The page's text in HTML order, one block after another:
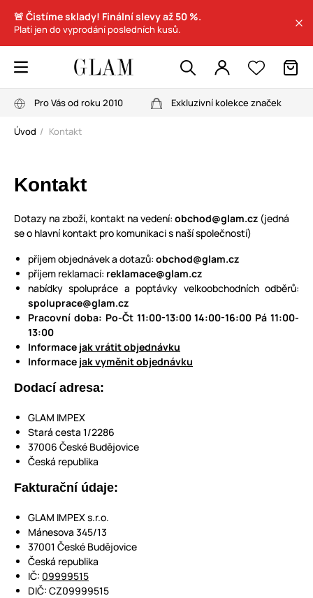
🚨 Čistíme sklady! Finální slevy až 50 %.
Platí jen do vyprodání posledních kusů.
Pro Vás od roku 2010 Exkluzivní kolekce značek
Úvod Kontakt
Kontakt
Dotazy na zboží, kontakt na vedení: obchod@glam.cz (jedná
se o hlavní kontakt pro komunikaci s naší společností)
příjem objednávek a dotazů: obchod@glam.cz
příjem reklamací: reklamace@glam.cz
nabídky spolupráce a poptávky velkoobchodních odběrů:
spoluprace@glam.cz
Pracovní doba: Po-Čt 11:00-13:00 14:00-16:00 Pá 11:00-
13:00
Informace jak vrátit objednávku
Informace jak vyměnit objednávku
Dodací adresa:
GLAM IMPEX
Stará cesta 1/2286
37006 České Budějovice
Česká republika
Fakturační údaje:
GLAM IMPEX s.r.o.
Mánesova 345/13
37001 České Budějovice
Česká republika
IČ: 09999515
DIČ: CZ09999515